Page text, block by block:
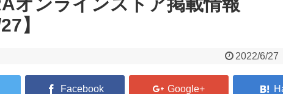
オンラインストア掲載情報
】
2022/6/27